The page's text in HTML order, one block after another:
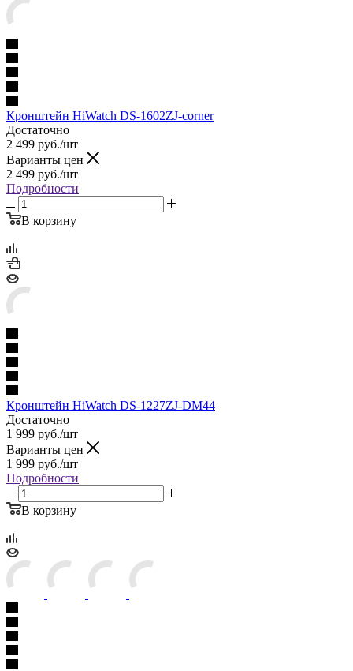
Кронштейн HiWatch DS-1602ZJ-corner
Достаточно
2 499 руб./шт
Варианты цен
2 499 руб./шт
Подробности
В корзину
Кронштейн HiWatch DS-1227ZJ-DM44
Достаточно
1 999 руб./шт
Варианты цен
1 999 руб./шт
Подробности
В корзину